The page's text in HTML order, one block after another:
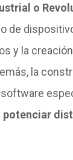
o
de
y la
la
potenciar